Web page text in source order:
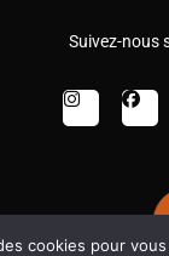
Suivez-nous
cookies pour